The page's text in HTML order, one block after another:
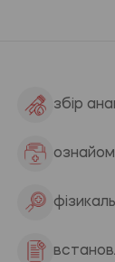
збір